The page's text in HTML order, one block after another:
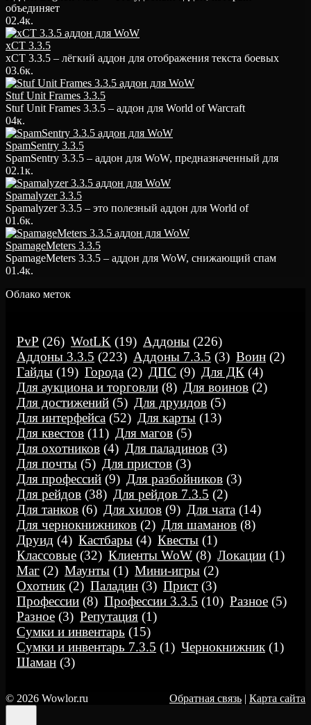
объединяет
02.4к.
xCT 3.3.5
xCT 3.3.5 – лёгкий аддон для отображения текста боевых
03.6к.
Stuf Unit Frames 3.3.5
Stuf Unit Frames 3.3.5 – аддон для World of Warcraft
04к.
SpamSentry 3.3.5
SpamSentry 3.3.5 – аддон для WoW, предназначенный для
02.1к.
Spamalyzer 3.3.5
Spamalyzer 3.3.5 – это полезный аддон для World of
01.6к.
SpamageMeters 3.3.5
SpamageMeters 3.3.5 – аддон для WoW, снижающий спам
01.4к.
Облако меток
PvP (26) WotLK (19) Аддоны (226)
Аддоны 3.3.5 (223) Аддоны 7.3.5 (3) Воин (2)
Гайды (19) Города (2) ДПС (9) Для ДК (4)
Для аукциона и торговли (8) Для воинов (2)
Для достижений (5) Для друидов (5)
Для интерфейса (52) Для карты (13)
Для квестов (11) Для магов (5)
Для охотников (4) Для паладинов (3)
Для почты (5) Для пристов (3)
Для профессий (9) Для разбойников (3)
Для рейдов (38) Для рейдов 7.3.5 (2)
Для танков (6) Для хилов (9) Для чата (14)
Для чернокнижников (2) Для шаманов (8)
Друид (4) Кастбары (4) Квесты (1)
Классовые (32) Клиенты WoW (8) Локации (1)
Маг (2) Маунты (1) Мини-игры (2)
Охотник (2) Паладин (3) Прист (3)
Профессии (8) Профессии 3.3.5 (10) Разное (5)
Разное (3) Репутация (1)
Сумки и инвентарь (15)
Сумки и инвентарь 7.3.5 (1) Чернокнижник (1)
Шаман (3)
© 2026 Wowlor.ru Обратная связь | Карта сайта